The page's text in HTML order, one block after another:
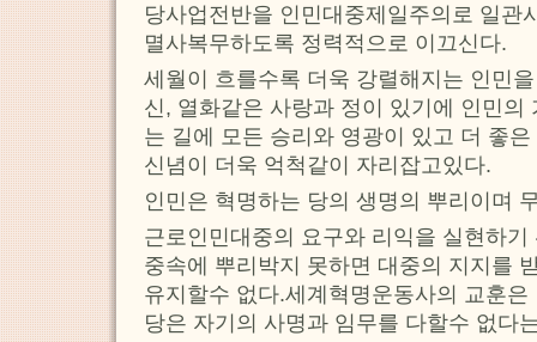
당사업전반을 인민대중제일주의로 일관
멸사복무하도록 정력적으로 이끄신다.
세월이 흐를수록 더욱 강렬해지는 인민
신, 열화같은 사랑과 정이 있기에 인민의
는 길에 모든 승리와 영광이 있고 더 좋
신념이 더욱 억척같이 자리잡고있다.
인민은 혁명하는 당의 생명의 뿌리이며
근로인민대중의 요구와 리익을 실현하
중속에 뿌리박지 못하면 대중의 지지를
유지할수 없다.세계혁명운동사의 교훈
당은 자기의 사명과 임무를 다할수 없다